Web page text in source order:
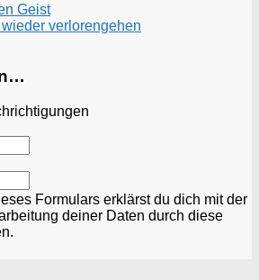
Geist
verlorengehen
Formulars erklärst du dich mit der
deiner Daten durch diese